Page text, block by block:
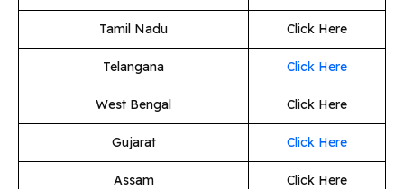
Tamil Nadu Click Here
Telangana Click Here
West Bengal Click Here
Gujarat Click Here
Assam Click Here